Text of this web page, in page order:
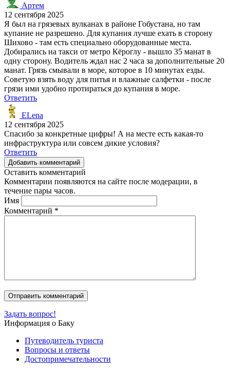
Артем
12 сентября 2025
Я был на грязевых вулканах в районе Гобустана, но там
купание не разрешено. Для купания лучше ехать в сторону
Шихово - там есть специально оборудованные места.
Добирались на такси от метро Кёроглу - вышло 35 манат в
одну сторону. Водитель ждал нас 2 часа за дополнительные 20
манат. Грязь смывали в море, которое в 10 минутах езды.
Советую взять воду для питья и влажные салфетки - после
грязи ими удобно протираться до купания в море.
Ответить
ELena
12 сентября 2025
Спасибо за конкретные цифры! А на месте есть какая-то
инфраструктура или совсем дикие условия?
Ответить
Добавить комментарий
Оставить комментарий
Комментарии появляются на сайте после модерации, в
течение пары часов.
Имя
Комментарий *
Задать вопрос!
Информация о Баку
Путеводитель туриста
Вопросы и ответы
Достопримечательности